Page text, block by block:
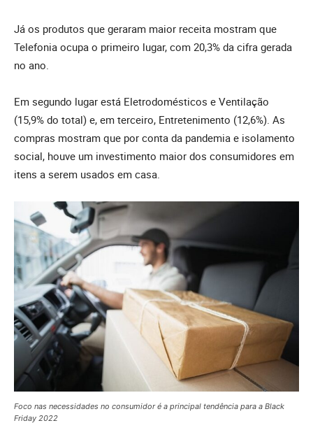
Já os produtos que geraram maior receita mostram que
Telefonia ocupa o primeiro lugar, com 20,3% da cifra gerada
no ano.
Em segundo lugar está Eletrodomésticos e Ventilação
(15,9% do total) e, em terceiro, Entretenimento (12,6%). As
compras mostram que por conta da pandemia e isolamento
social, houve um investimento maior dos consumidores em
itens a serem usados em casa.
Foco nas necessidades no consumidor é a principal tendência para a Black
Friday 2022